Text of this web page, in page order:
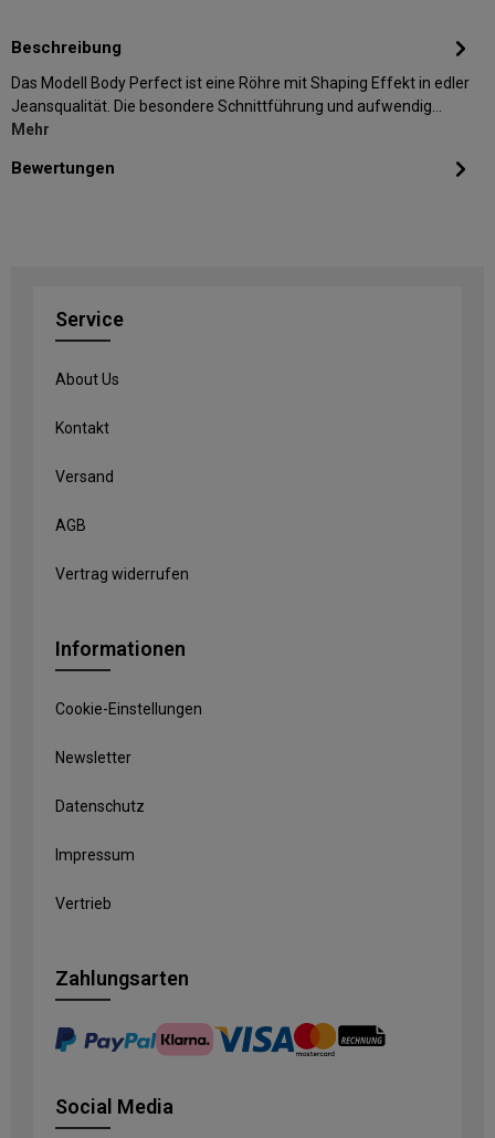
Beschreibung
Das Modell Body Perfect ist eine Röhre mit Shaping Effekt in edler
Jeansqualität. Die besondere Schnittführung und aufwendig…
Mehr
Bewertungen
Service
About Us
Kontakt
Versand
AGB
Vertrag widerrufen
Informationen
Cookie-Einstellungen
Newsletter
Datenschutz
Impressum
Vertrieb
Zahlungsarten
Social Media